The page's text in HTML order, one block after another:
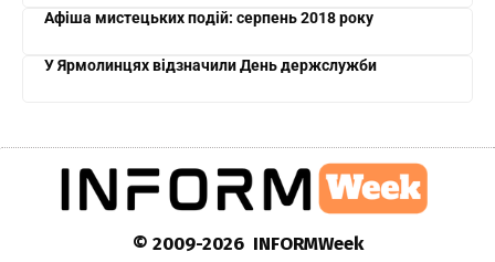
Афіша мистецьких подій: серпень 2018 року
У Ярмолинцях відзначили День держслужби
© 2009-2026 INFORMWeek